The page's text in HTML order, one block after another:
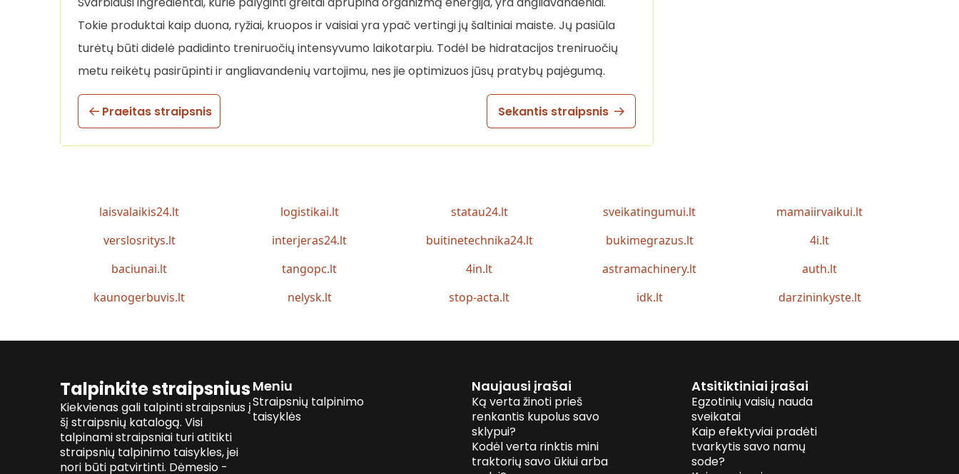
Tokie produktai kaip duona, ryžiai, kruopos ir vaisiai yra ypač vertingi jų šaltiniai maiste. Jų pasiūla
turėtų būti didelė padidinto treniruočių intensyvumo laikotarpiu. Todėl be hidratacijos treniruočių
metu reikėtų pasirūpinti ir angliavandenių vartojimu, nes jie optimizuos jūsų pratybų pajėgumą.
Praeitas straipsnis Sekantis straipsnis
laisvalaikis24.lt logistikai.lt statau24.lt sveikatingumui.lt
mamaiirvaikui.lt
verslosritys.lt
interjeras24.lt buitinetechnika24.lt bukimegrazus.lt
4i.lt
baciunai.lt
tangopc.lt 4in.lt astramachinery.lt
auth.lt
kaunogerbuvis.lt
nelysk.lt stop-acta.lt idk.lt darzininkyste.lt
Talpinkite straipsnius
Kiekvienas gali talpinti straipsnius į
šį straipsnių katalogą. Visi
talpinami straipsniai turi atitikti
straipsnių talpinimo taisykles, jei
nori būti patvirtinti. Dėmesio -
Meniu
Straipsnių talpinimo
taisyklės
Naujausi įrašai
Ką verta žinoti prieš
renkantis kupolus savo
sklypui?
Kodėl verta rinktis mini
traktorių savo ūkiui arba
Atsitiktiniai įrašai
Egzotinių vaisių nauda
sveikatai
Kaip efektyviai pradėti
tvarkytis savo namų
sode?